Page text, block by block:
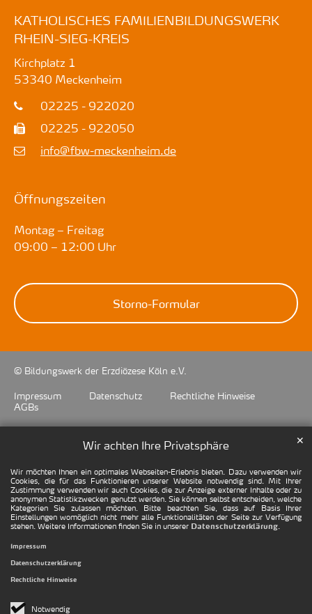
Wir achten Ihre Privatsphäre
Wir möchten Ihnen ein optimales Webseiten-Erlebnis bieten. Dazu verwenden wir
Cookies, die für das Funktionieren unserer Website notwendig sind. Mit Ihrer
Zustimmung verwenden wir auch Cookies, die zur Anzeige externer Inhalte oder zu
anonymen Statistikzwecken genutzt werden. Sie können selbst entscheiden, welche
Kategorien Sie zulassen möchten. Bitte beachten Sie, dass auf Basis Ihrer
Einstellungen womöglich nicht mehr alle Funktionalitäten der Seite zur Verfügung
stehen. Weitere Informationen finden Sie in unserer Datenschutzerklärung.
Notwendig
✕
Impressum
Datenschutzerklärung
Rechtliche Hinweise
KATHOLISCHES FAMILIENBILDUNGSWERK
RHEIN-SIEG-KREIS
Kirchplatz 1
53340 Meckenheim
02225 - 922020
02225 - 922050
info@fbw-meckenheim.de
Öffnungszeiten
Montag – Freitag
09:00 – 12:00 Uhr
Storno-Formular
© Bildungswerk der Erzdiözese Köln e.V.
Impressum
Datenschutz
Rechtliche Hinweise
AGBs